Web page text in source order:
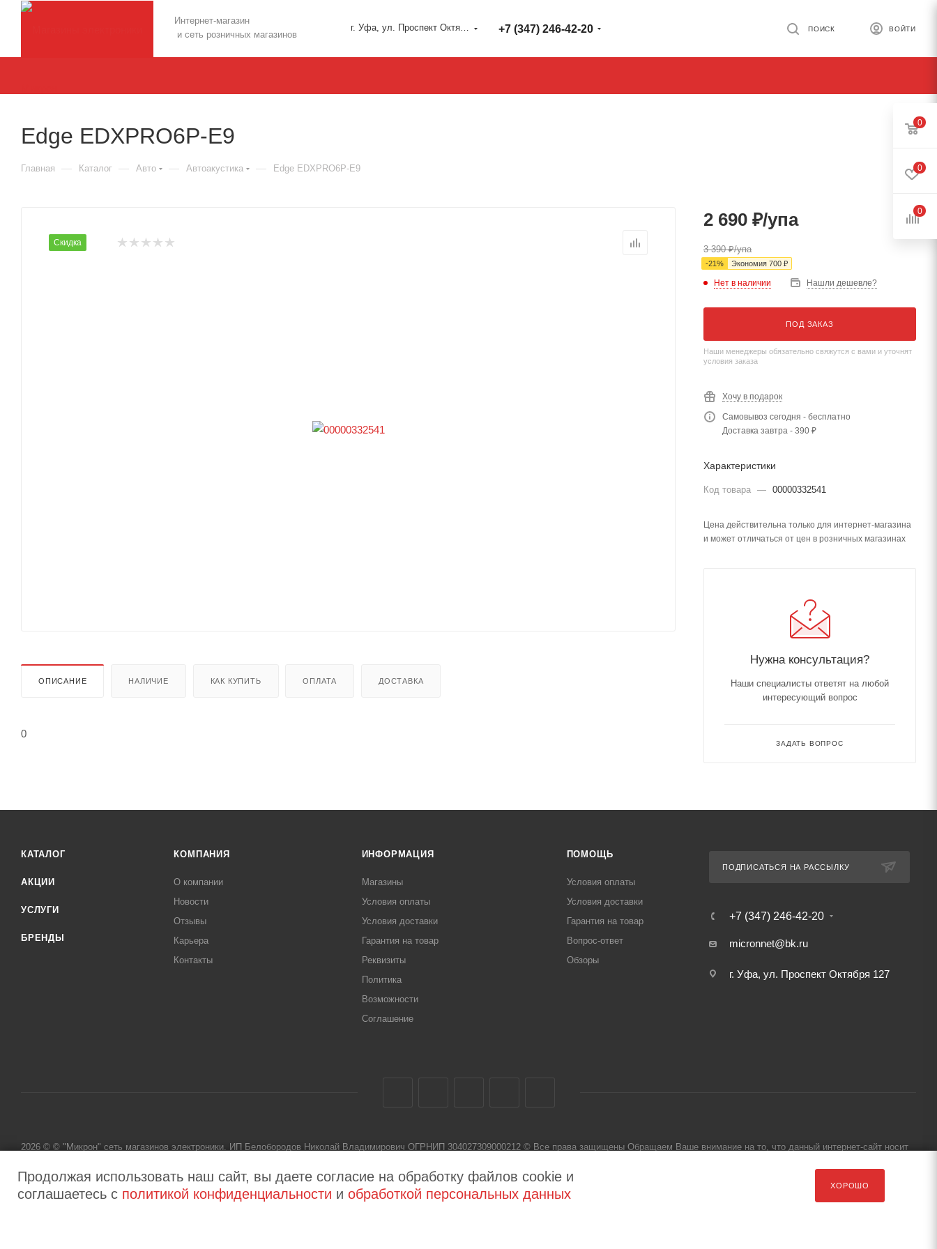
Интернет-магазин
и сеть розничных магазинов
г. Уфа, ул. Проспект Октября 127 +7 (347) 246-42-20 ВОЙТИ
ПОИСК
Edge EDXPRO6P-E9
Главная — Каталог — Авто — Автоакустика — Edge EDXPRO6P-E9
Скидка
ОПИСАНИЕ НАЛИЧИЕ КАК КУПИТЬ ОПЛАТА ДОСТАВКА
0
2 690 ₽/упа
3 390₽/упа
-21% Экономия 700 ₽
Нет в наличии Нашли дешевле?
ПОД ЗАКАЗ
Наши менеджеры обязательно свяжутся с вами и уточнят
условия заказа
Хочу в подарок
Самовывоз сегодня - бесплатно
Доставка завтра - 390 ₽
Характеристики
Код товара — 00000332541
Цена действительна только для интернет-магазина
и может отличаться от цен в розничных магазинах
Нужна консультация?
Наши специалисты ответят на любой
интересующий вопрос
ЗАДАТЬ ВОПРОС
КАТАЛОГ
АКЦИИ
УСЛУГИ
БРЕНДЫ
КОМПАНИЯ
О компании
Новости
Отзывы
Карьера
Контакты
ИНФОРМАЦИЯ
Магазины
Условия оплаты
Условия доставки
Гарантия на товар
Реквизиты
Политика
Возможности
Соглашение
ПОМОЩЬ
Условия оплаты
Условия доставки
Гарантия на товар
Вопрос-ответ
Обзоры
ПОДПИСАТЬСЯ НА РАССЫЛКУ
+7 (347) 246-42-20
micronnet@bk.ru
г. Уфа, ул. Проспект Октября 127
2026 © © "Микрон" сеть магазинов электроники. ИП Белобородов Николай Владимирович ОГРНИП 304027309000212 © Все права защищены Обращаем Ваше внимание на то, что данный интернет-сайт носит
0
0
0
Продолжая использовать наш сайт, вы даете согласие на обработку файлов cookie и
соглашаетесь с политикой конфиденциальности и обработкой персональных данных
ХОРОШО